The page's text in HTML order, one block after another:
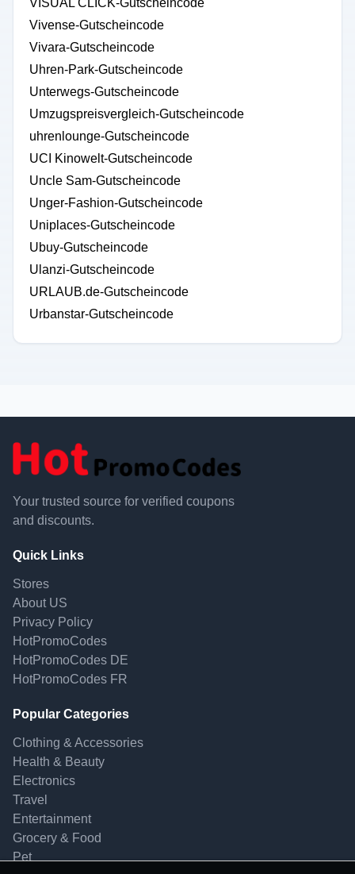
VISUAL CLICK-Gutscheincode
Vivense-Gutscheincode
Vivara-Gutscheincode
Uhren-Park-Gutscheincode
Unterwegs-Gutscheincode
Umzugspreisvergleich-Gutscheincode
uhrenlounge-Gutscheincode
UCI Kinowelt-Gutscheincode
Uncle Sam-Gutscheincode
Unger-Fashion-Gutscheincode
Uniplaces-Gutscheincode
Ubuy-Gutscheincode
Ulanzi-Gutscheincode
URLAUB.de-Gutscheincode
Urbanstar-Gutscheincode
Your trusted source for verified coupons
and discounts.
Quick Links
Stores
About US
Privacy Policy
HotPromoCodes
HotPromoCodes DE
HotPromoCodes FR
Popular Categories
Clothing & Accessories
Health & Beauty
Electronics
Travel
Entertainment
Grocery & Food
Pet